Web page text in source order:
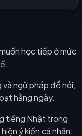
học tiếp ở mức
ngữ pháp để nói,
hằng ngày.
tiếng Nhật trong
ý kiến cá nhân.